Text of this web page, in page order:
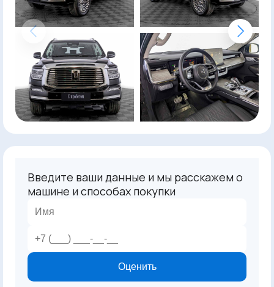
Введите ваши данные и мы расскажем о
машине и способах покупки
Оценить